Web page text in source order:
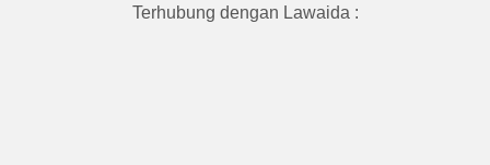
Terhubung dengan Lawaida :